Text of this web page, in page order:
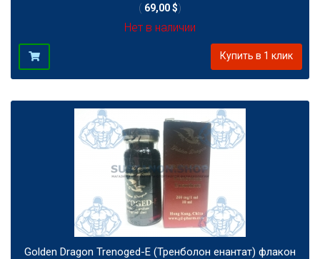
( 69,00 $)
Нет в наличии
Купить в 1 клик
Golden Dragon Trenoged-E (Тренболон енантат) флакон